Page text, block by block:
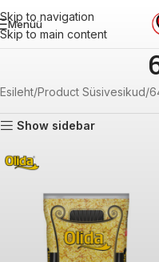
Skip to navigation
Skip to main content
Menüü
Esileht Product Süsivesikud
Show sidebar